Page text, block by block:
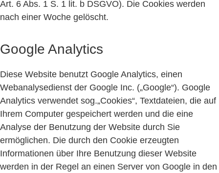
Art. 6 Abs. 1 S. 1 lit. b DSGVO). Die Cookies werden
nach einer Woche gelöscht.
Google Analytics
Diese Website benutzt Google Analytics, einen
Webanalysedienst der Google Inc. („Google“). Google
Analytics verwendet sog.„Cookies“, Textdateien, die auf
Ihrem Computer gespeichert werden und die eine
Analyse der Benutzung der Website durch Sie
ermöglichen. Die durch den Cookie erzeugten
Informationen über Ihre Benutzung dieser Website
werden in der Regel an einen Server von Google in den